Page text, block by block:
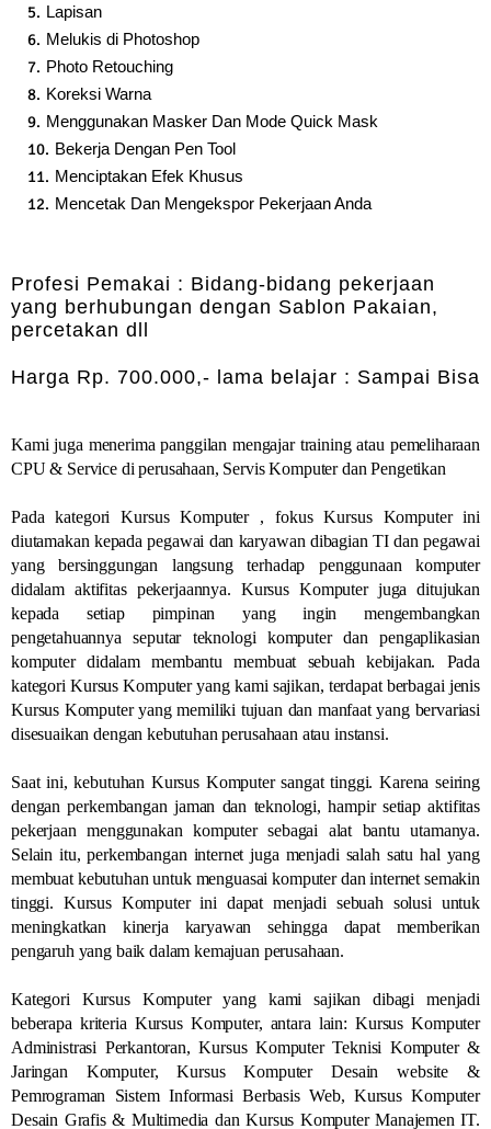
Lapisan
Melukis di Photoshop
Photo Retouching
Koreksi Warna
Menggunakan Masker Dan Mode Quick Mask
Bekerja Dengan Pen Tool
Menciptakan Efek Khusus
Mencetak Dan Mengekspor Pekerjaan Anda
Profesi Pemakai : Bidang-bidang pekerjaan
yang berhubungan dengan Sablon Pakaian,
percetakan dll
Harga Rp. 700.000,- lama belajar : Sampai Bisa
Kami juga menerima panggilan mengajar training atau pemeliharaan
CPU & Service di perusahaan, Servis Komputer dan Pengetikan
Pada kategori Kursus Komputer , fokus Kursus Komputer ini
diutamakan kepada pegawai dan karyawan dibagian TI dan pegawai
yang bersinggungan langsung terhadap penggunaan komputer
didalam aktifitas pekerjaannya. Kursus Komputer juga ditujukan
kepada setiap pimpinan yang ingin mengembangkan
pengetahuannya seputar teknologi komputer dan pengaplikasian
komputer didalam membantu membuat sebuah kebijakan. Pada
kategori Kursus Komputer yang kami sajikan, terdapat berbagai jenis
Kursus Komputer yang memiliki tujuan dan manfaat yang bervariasi
disesuaikan dengan kebutuhan perusahaan atau instansi.
Saat ini, kebutuhan Kursus Komputer sangat tinggi. Karena seiring
dengan perkembangan jaman dan teknologi, hampir setiap aktifitas
pekerjaan menggunakan komputer sebagai alat bantu utamanya.
Selain itu, perkembangan internet juga menjadi salah satu hal yang
membuat kebutuhan untuk menguasai komputer dan internet semakin
tinggi. Kursus Komputer ini dapat menjadi sebuah solusi untuk
meningkatkan kinerja karyawan sehingga dapat memberikan
pengaruh yang baik dalam kemajuan perusahaan.
Kategori Kursus Komputer yang kami sajikan dibagi menjadi
beberapa kriteria Kursus Komputer, antara lain: Kursus Komputer
Administrasi Perkantoran, Kursus Komputer Teknisi Komputer &
Jaringan Komputer, Kursus Komputer Desain website &
Pemrograman Sistem Informasi Berbasis Web, Kursus Komputer
Desain Grafis & Multimedia dan Kursus Komputer Manajemen IT.